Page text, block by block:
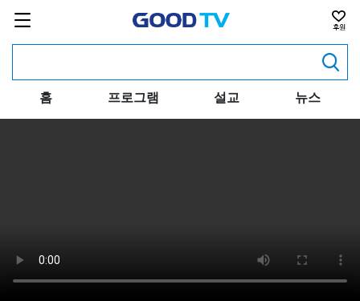
홈 프로그램 설교 뉴스